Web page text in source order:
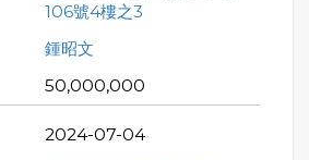
106號4樓之3
鍾昭文
50,000,000
2024-07-04